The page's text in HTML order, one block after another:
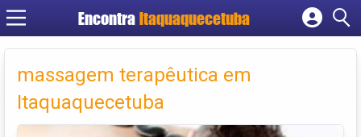
Encontra Itaquaquecetuba
Cadastrar empresa
Criar conta
massagem terapêutica em
Itaquaquecetuba